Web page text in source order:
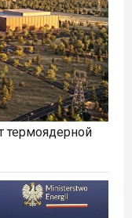
термоядерной